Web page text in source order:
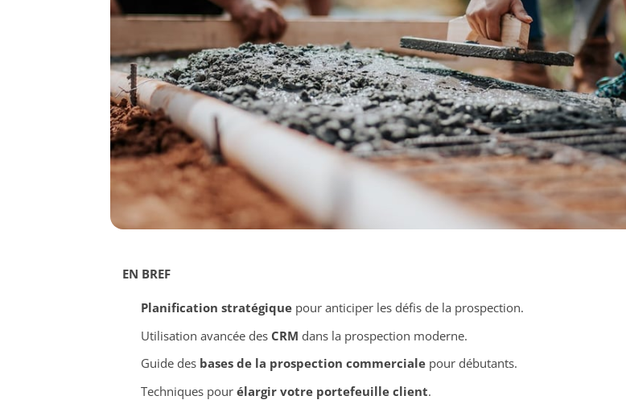
EN BREF
Planification stratégiquepour anticiper les défis de la prospection.
Utilisation avancée des CRM dans la prospection moderne.
Guide des bases de la prospection commercialepour débutants.
Techniques pour élargir votre portefeuille client.